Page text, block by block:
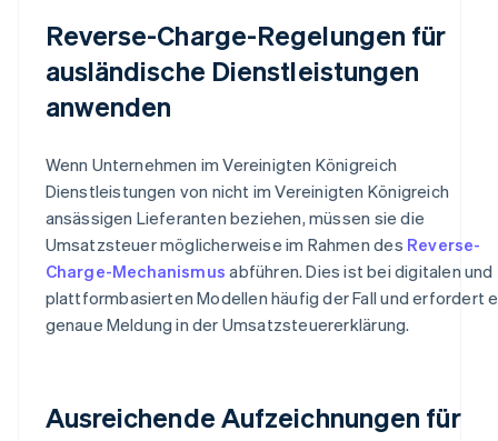
Reverse-Charge-Regelungen für
ausländische Dienstleistungen
anwenden
Wenn Unternehmen im Vereinigten Königreich
Dienstleistungen von nicht im Vereinigten Königreich
ansässigen Lieferanten beziehen, müssen sie die
Umsatzsteuer möglicherweise im Rahmen des Reverse-
Charge-Mechanismus abführen. Dies ist bei digitalen und
plattformbasierten Modellen häufig der Fall und erfordert
genaue Meldung in der Umsatzsteuererklärung.
Ausreichende Aufzeichnungen für